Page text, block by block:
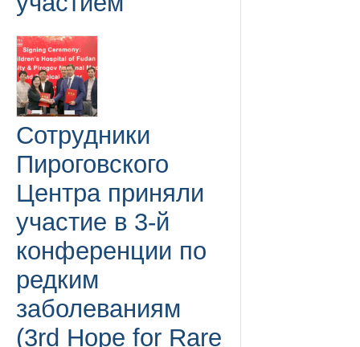
Сотрудники
Пироговского
Центра приняли
участие в 3-й
конференции по
редким
заболеваниям
(3rd Hope for Rare